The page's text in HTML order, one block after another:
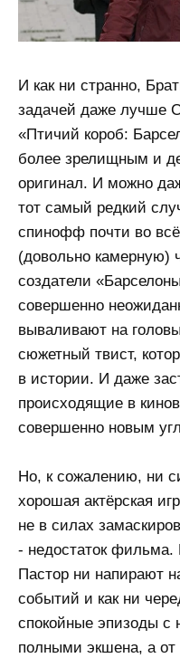
И как ни странно,
задачей даже лучше
«Птичий короб:
более зрелищным и
оригинал. И можно
тот самый редкий
спинофф почти во
(довольно камерную)
создатели
совершенно
вываливают на
сюжетный твист,
в истории. И даже
происходящие в
совершенно новым
Но, к сожалению, ни
хорошая актёрская
не в силах
- недостаток фильма.
Пастор ни напирают
событий и как ни
спокойные эпизоды
полными экшена, а от